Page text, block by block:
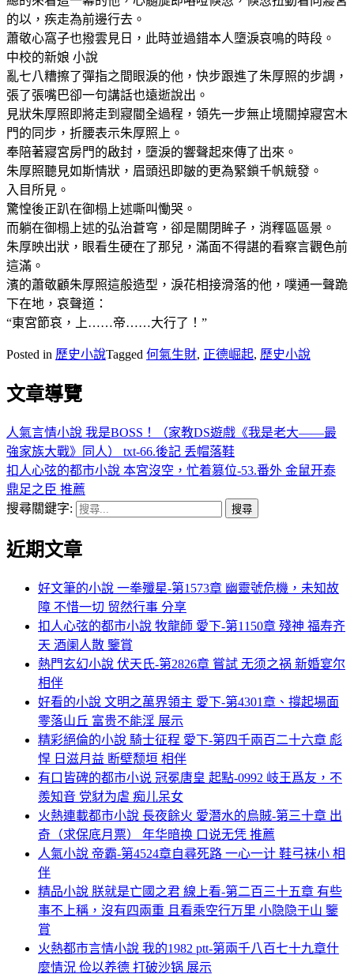
的以，疾走為前邊行去。
蕭敬心窩子也撥雲見日，此時並過錯本人墮淚哀鳴的時段。
中校的新娘 小說
亂七八糟擦了彈指之間眼淚的他，快步跟進了朱厚照的步調，
張了張嘴巴卻一句講話也遠逝說出。
見狀朱厚照即將走到寢閽全過程，領先一步無止境關掉寢宮木
門的同步，折腰表示朱厚照上。
奉陪著寢宮房門的啟封，墮淚的響聲起來傳了出來。
朱厚照聽見如斯情狀，眉頭迅即皺的更為緊鎖千帆競發。
入目所見。
驚惶後正趴在御榻上述嘶叫慟哭。
而躺在御榻上述的弘治蒼穹，卻是關閉眸子，消釋區區景。
朱厚映出狀，眼看生硬在了那兒，滿面不得諶的看察言觀色前
這滿。
濱的蕭敬顧朱厚照這般造型，淚花相接滑落的他，噗通一聲跪
下在地，哀聲道：
“東宮節哀，上……帝……大行了！”
Posted in 歷史小說Tagged 何氣生財, 正德崛起, 歷史小說
文章導覽
人氣言情小說 我是BOSS！（家教DS遊戲《我是老大——最
強家族大戰》同人） txt-66.後記 丢帽落鞋
扣人心弦的都市小說 本宮沒空，忙着篡位-53.番外 金鼠开泰
鼎足之臣 推薦
搜尋關鍵字:
近期文章
好文筆的小說 一拳殲星-第1573章 幽靈號危機，未知故
障 不惜一切 贸然行事 分享
扣人心弦的都市小說 牧龍師 愛下-第1150章 殘神 福寿齐
天 酒阑人散 鑒賞
熱門玄幻小說 伏天氏-第2826章 嘗試 无须之祸 新婚宴尔
相伴
好看的小說 文明之萬界領主 愛下-第4301章、撐起場面
零落山丘 富贵不能淫 展示
精彩絕倫的小說 騎士征程 愛下-第四千兩百二十六章 彪
悍 日滋月益 断壁颓垣 相伴
有口皆碑的都市小说 冠冕唐皇 起點-0992 岐王爲友，不
羨知音 党豺为虐 痴儿呆女
火熱連載都市小說 長夜餘火 愛潛水的烏賊-第三十章 出
奇（求保底月票） 年华暗换 口说无凭 推薦
人氣小說 帝霸-第4524章自尋死路 一心一计 鞋弓袜小 相
伴
精品小說 朕就是亡國之君 線上看-第二百三十五章 有些
事不上稱，沒有四兩重 且看乘空行万里 小隐隐于山 鑒
賞
火熱都市言情小說 我的1982 ptt-第兩千八百七十九章什
麼情況 俭以养德 打破沙锅 展示